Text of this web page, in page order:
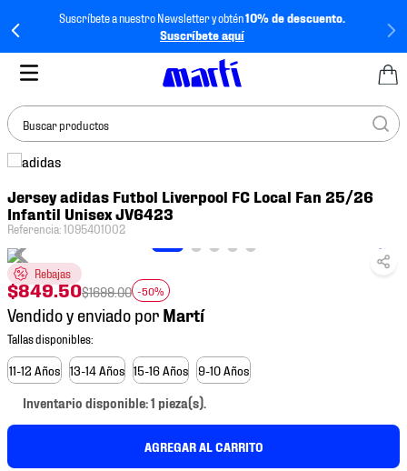
Suscríbete a nuestro Newsletter y obtén10% de descuento.
Suscríbete aquí
Buscar productos
Jersey adidas Futbol Liverpool FC Local Fan 25/26
Infantil Unisex JV6423
Referencia:1095401002
Rebajas
$849.50$1699.00 -50%
Vendido y enviado por
11-12 Años 13-14 Años 15-16 Años 9-10 Años
Inventario disponible: 1 pieza(s).
AGREGAR AL CARRITO
BUSCADOS
1.
tenis mujer
2.
3.
tenis
4.
tenis futbol
5.
mochila
6.
jersey